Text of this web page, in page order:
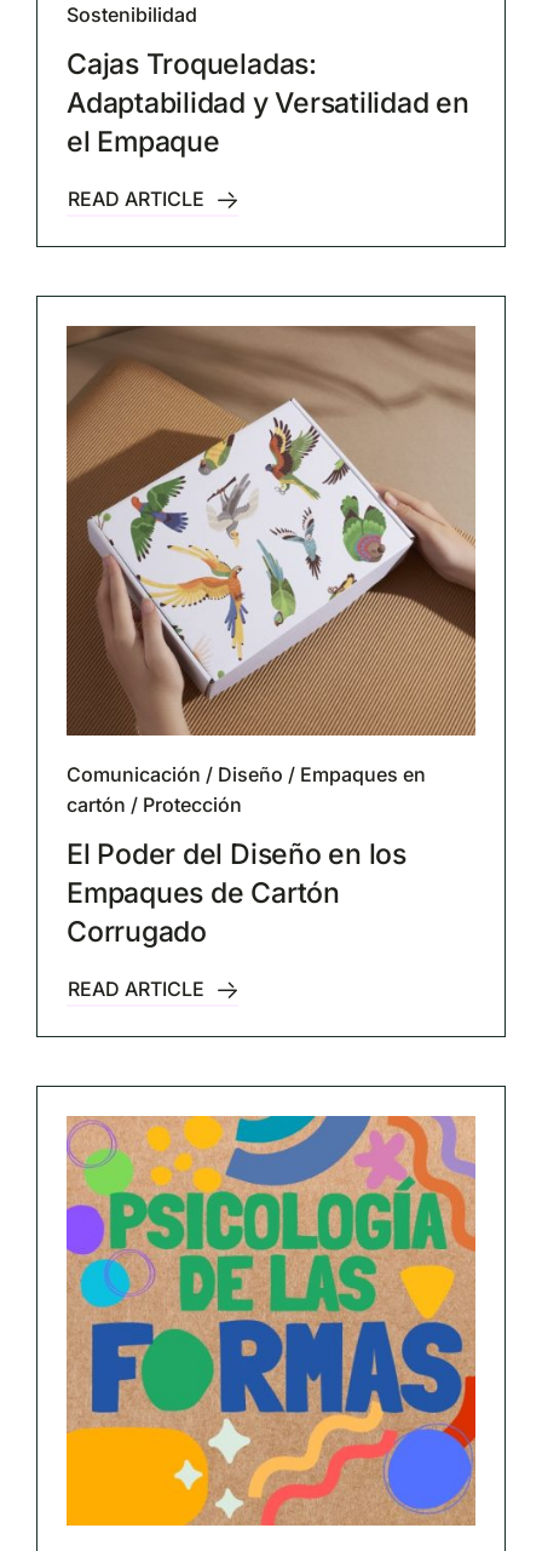
Sostenibilidad
Cajas Troqueladas:
Adaptabilidad y Versatilidad en
el Empaque
READ ARTICLE
Comunicación / Diseño / Empaques en
cartón / Protección
El Poder del Diseño en los
Empaques de Cartón
Corrugado
READ ARTICLE